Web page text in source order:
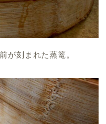
が刻まれた蒸篭。